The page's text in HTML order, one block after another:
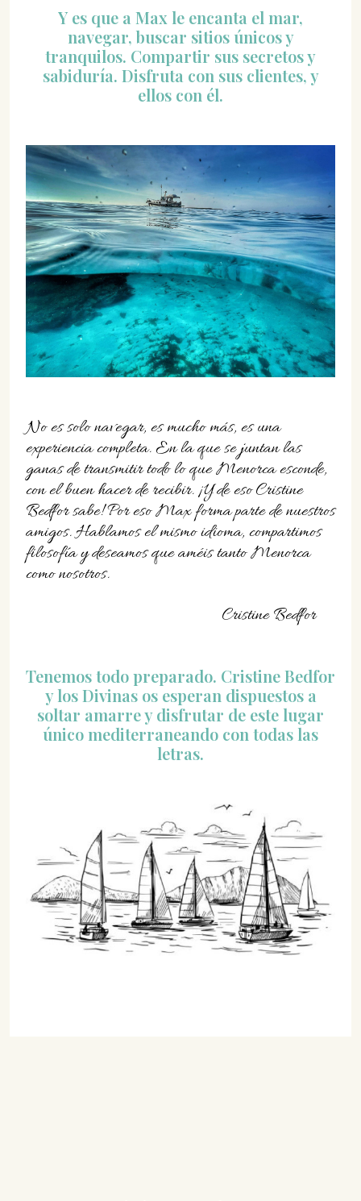
Y es que a Max le encanta el mar,
navegar, buscar sitios únicos y
tranquilos. Compartir sus secretos y
sabiduría. Disfruta con sus clientes, y
ellos con él.
No es solo navegar, es mucho más, es una
experiencia completa. En la que se juntan las
ganas de transmitir todo lo que Menorca esconde,
con el buen hacer de recibir. ¡Y de eso Cristine
Bedfor sabe! Por eso Max forma parte de nuestros
amigos. Hablamos el mismo idioma, compartimos
filosofía y deseamos que améis tanto Menorca
como nosotros.
Cristine Bedfor
Tenemos todo preparado. Cristine Bedfor
y los Divinas os esperan dispuestos a
soltar amarre y disfrutar de este lugar
único mediterraneando con todas las
letras.